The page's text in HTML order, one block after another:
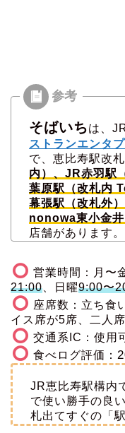
そばいちは、
ストランエンタ
で、恵比寿駅改
内）、JR赤羽駅
葉原駅（改札内
幕張駅（改札外
nonowa東小金
店舗があります。
営業時間：月〜
21:00 、日曜9:00〜
座席数：立ち食
イス席が5席、二人
交通系IC：使用
食べログ評価：
JR恵比寿駅構内
で使い勝手の良
札出てすぐの「